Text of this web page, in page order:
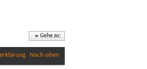
Gehe zu:
Nach oben